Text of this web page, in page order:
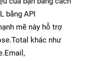
bằng API
mẽ này hỗ trợ
khác như